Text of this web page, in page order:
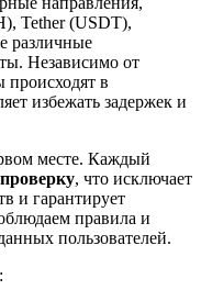
Tether (USDT),
различные
Независимо от
происходят в
избежать задержек и
месте. Каждый
, что исключает
и гарантирует
правила и
пользователей.
: